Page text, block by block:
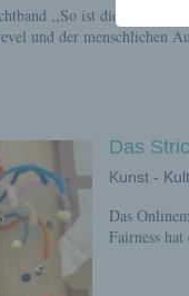
,,So ist die Natur ...
und der menschlichen
Das
Kunst -
Das
Fairness